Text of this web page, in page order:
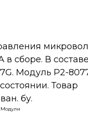
в сборе. В
Модуль P2-
Товар
бу.
Модули